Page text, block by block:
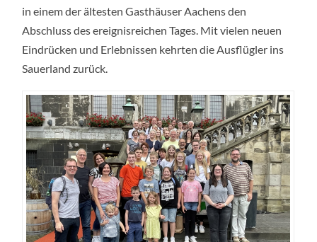
in einem der ältesten Gasthäuser Aachens den
Abschluss des ereignisreichen Tages. Mit vielen neuen
Eindrücken und Erlebnissen kehrten die Ausflügler ins
Sauerland zurück.